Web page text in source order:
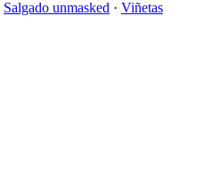
Salgado unmasked · Viñetas